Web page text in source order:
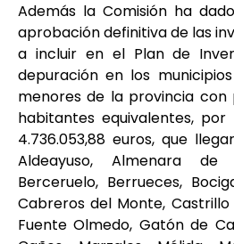
Además la Comisión ha
aprobación definitiva de las
a incluir en el Plan de
depuración en los
menores de la provincia
habitantes equivalentes,
4.736.053,88 euros, que
Aldeayuso, Almenara de
Berceruelo, Berrueces,
Cabreros del Monte, Castrillo
Fuente Olmedo, Gatón de